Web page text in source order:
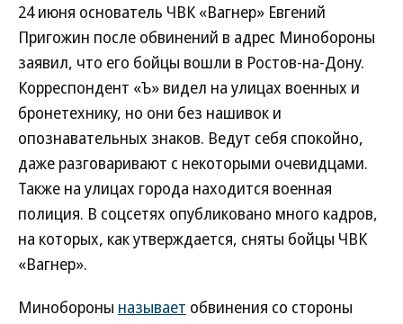
24 июня основатель ЧВК «Вагнер» Евгений
Пригожин после обвинений в адрес Минобороны
заявил, что его бойцы вошли в Ростов-на-Дону.
Корреспондент «Ъ» видел на улицах военных и
бронетехнику, но они без нашивок и
опознавательных знаков. Ведут себя спокойно,
даже разговаривают с некоторыми очевидцами.
Также на улицах города находится военная
полиция. В соцсетях опубликовано много кадров,
на которых, как утверждается, сняты бойцы ЧВК
«Вагнер».
Минобороны называет обвинения со стороны